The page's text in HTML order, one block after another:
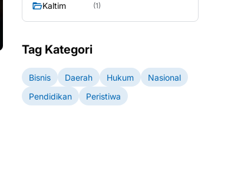
Kaltim (1)
Tag Kategori
Bisnis Daerah Hukum
Nasional
Pendidikan
Peristiwa